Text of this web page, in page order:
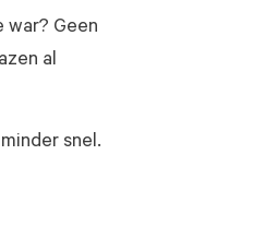
war? Geen
al
snel.